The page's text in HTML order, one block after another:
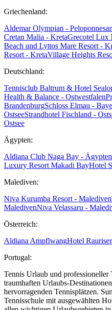
Griechenland:
Aldemar Olympian - Peloponnes
Cretan Malia - KretaGrecotel Lux
Beach und Lyttos Mare Resort -
Resort - KretaVillage Heights
Deutschland:
Tennisclub Baltrum & Hotel
Health & Balance - Ostwestfalen
BrandenburgSchloss Elmau -
OstseeStrandhotel Fischland -
Ostsee
Ägypten:
Aldiana Club Naga Bay - Ägypten
Luxury Resort Makadi BayHotel
Malediven:
Niva Kurumba Resort - Malediven
MaledivenNiva Velassaru -
Österreich:
Aldiana AmpflwangHotel
Portugal:
Tennis Urlaub und professioneller
traumhaften Urlaubs-
hervorragenden Tennisplätzen.
Tennisschule mit ausgewählten